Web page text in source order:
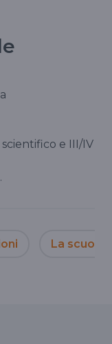
scientifico e III/IV
La scuola